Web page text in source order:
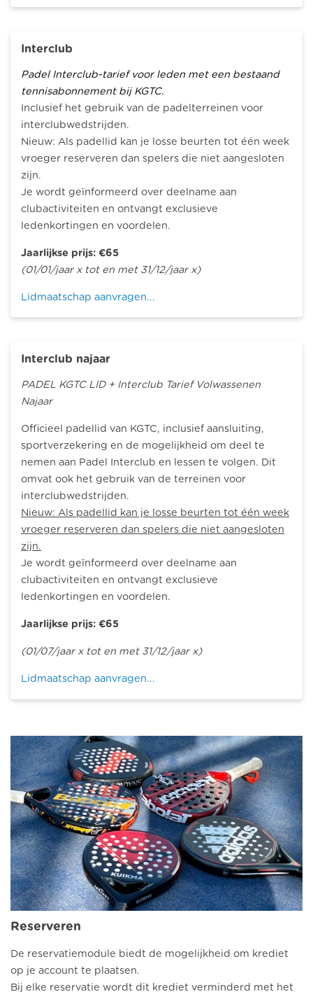
Interclub
Padel Interclub-tarief voor leden met een bestaand
tennisabonnement bij KGTC.
Inclusief het gebruik van de padelterreinen voor
interclubwedstrijden.
Nieuw: Als padellid kan je losse beurten tot één week
vroeger reserveren dan spelers die niet aangesloten
zijn.
Je wordt geïnformeerd over deelname aan
clubactiviteiten en ontvangt exclusieve
ledenkortingen en voordelen.
Jaarlijkse prijs: €65
(01/01/jaar x tot en met 31/12/jaar x)
Lidmaatschap aanvragen...
Interclub najaar
PADEL KGTC LID + Interclub Tarief Volwassenen
Najaar
Officieel padellid van KGTC, inclusief aansluiting,
sportverzekering en de mogelijkheid om deel te
nemen aan Padel Interclub en lessen te volgen. Dit
omvat ook het gebruik van de terreinen voor
interclubwedstrijden.
Nieuw: Als padellid kan je losse beurten tot één week
vroeger reserveren dan spelers die niet aangesloten
zijn.
Je wordt geïnformeerd over deelname aan
clubactiviteiten en ontvangt exclusieve
ledenkortingen en voordelen.
Jaarlijkse prijs: €65
(01/07/jaar x tot en met 31/12/jaar x)
Lidmaatschap aanvragen...
Reserveren
De reservatiemodule biedt de mogelijkheid om krediet
op je account te plaatsen.
Bij elke reservatie wordt dit krediet verminderd met het